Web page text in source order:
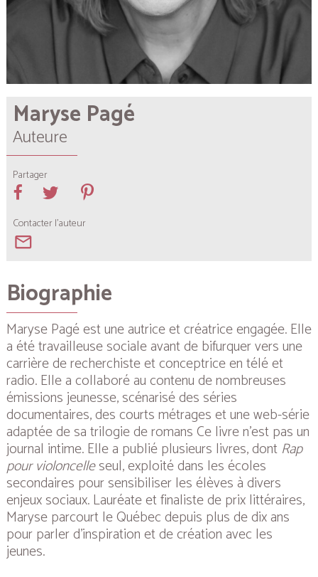
Maryse Pagé
Auteure
Partager
Contacter l'auteur
mail_outline
Biographie
Maryse Pagé est une autrice et créatrice engagée. Elle
a été travailleuse sociale avant de bifurquer vers une
carrière de recherchiste et conceptrice en télé et
radio. Elle a collaboré au contenu de nombreuses
émissions jeunesse, scénarisé des séries
documentaires, des courts métrages et une web-série
adaptée de sa trilogie de romansCe livre n’est pas un
journal intime. Elle a publié plusieurs livres, dont Rap
pour violoncelleseul, exploité dans les écoles
secondaires pour sensibiliser les élèves à divers
enjeux sociaux. Lauréate et finaliste de prix littéraires,
Maryse parcourt le Québec depuis plus de dix ans
pour parler d’inspiration et de création avec les
jeunes.